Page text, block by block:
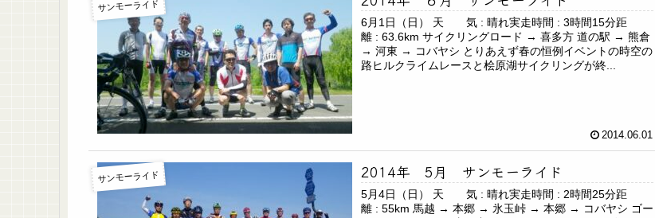
サンモーライド
6月1日（日） 天 気 : 晴れ実走時間 : 3時間15分距
離 : 63.6km サイクリングロード → 喜多方 道の駅 → 熊倉
→ 河東 → コバヤシ とりあえず春の恒例イベントの時空の
路ヒルクライムレースと桧原湖サイクリングが終...
2014.06.01
サンモーライド 2014年 5月 サンモーライド
5月4日（日） 天 気 : 晴れ実走時間 : 2時間25分距
離 : 55km 馬越 → 本郷 → 氷玉峠 → 本郷 → コバヤシ ゴー